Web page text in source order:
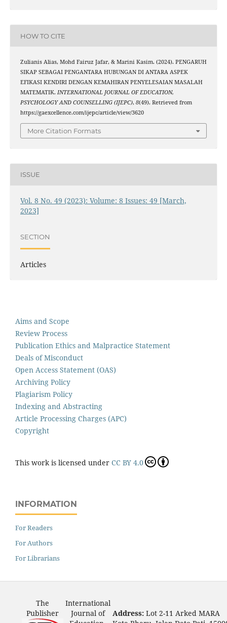
HOW TO CITE
Zulianis Alias, Mohd Fairuz Jafar, & Marini Kasim. (2024). PENGARUH
SIKAP SEBAGAI PENGANTARA HUBUNGAN DI ANTARA ASPEK
EFIKASI KENDIRI DENGAN KEMAHIRAN PENYELESAIAN MASALAH
MATEMATIK. INTERNATIONAL JOURNAL OF EDUCATION,
PSYCHOLOGY AND COUNSELLING (IJEPC), 8(49). Retrieved from
https://gaexcellence.com/ijepc/article/view/3620
More Citation Formats
ISSUE
Vol. 8 No. 49 (2023): Volume: 8 Issues: 49 [March,
2023]
SECTION
Articles
Aims and Scope
Review Process
Publication Ethics and Malpractice Statement
Deals of Misconduct
Open Access Statement (OAS)
Archiving Policy
Plagiarism Policy
Indexing and Abstracting
Article Processing Charges (APC)
Copyright
This work is licensed under CC BY 4.0
INFORMATION
For Readers
For Authors
For Librarians
The
Publisher
International
Journal of
Address: Lot 2-11 Arked MARA